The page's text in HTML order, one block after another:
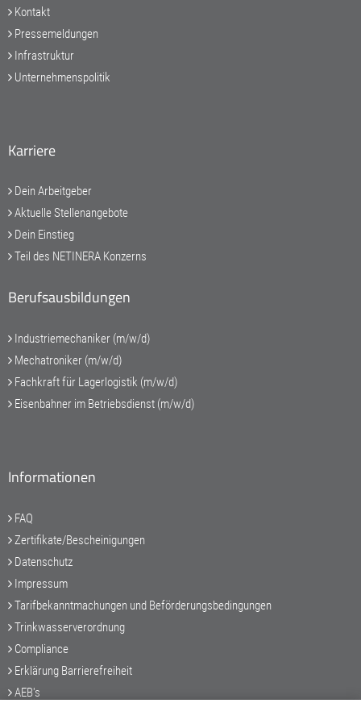
Kontakt
Pressemeldungen
Infrastruktur
Unternehmenspolitik
Karriere
Dein Arbeitgeber
Aktuelle Stellenangebote
Dein Einstieg
Teil des NETINERA Konzerns
Berufsausbildungen
Industriemechaniker (m/w/d)
Mechatroniker (m/w/d)
Fachkraft für Lagerlogistik (m/w/d)
Eisenbahner im Betriebsdienst (m/w/d)
Informationen
FAQ
Zertifikate/Bescheinigungen
Datenschutz
Impressum
Tarifbekanntmachungen und Beförderungsbedingungen
Trinkwasserverordnung
Compliance
Erklärung Barrierefreiheit
AEB's